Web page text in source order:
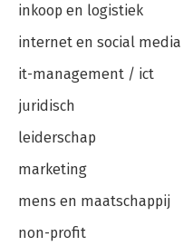
inkoop en logistiek
internet en social media
it-management / ict
juridisch
leiderschap
marketing
mens en maatschappij
non-profit